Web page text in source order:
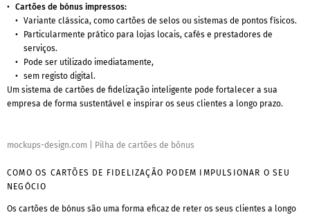
Cartões de bónus impressos:
Variante clássica, como cartões de selos ou sistemas de pontos físicos.
Particularmente prático para lojas locais, cafés e prestadores de
serviços.
Pode ser utilizado imediatamente,
sem registo digital.
Um sistema de cartões de fidelização inteligente pode fortalecer a sua
empresa de forma sustentável e inspirar os seus clientes a longo prazo.
mockups-design.com Pilha de cartões de bônus
COMO OS CARTÕES DE FIDELIZAÇÃO PODEM IMPULSIONAR O SEU
NEGÓCIO
Os cartões de bónus são uma forma eficaz de reter os seus clientes a longo